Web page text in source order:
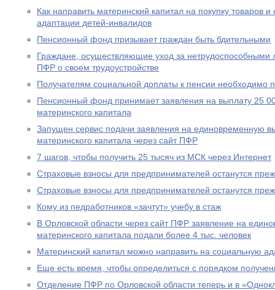
Как направить материнский капитал на покупку товаров
адаптации детей-инвалидов
Пенсионный фонд призывает граждан быть бдительными
Граждане, осуществляющие уход за
ПФР о своем трудоустройстве
Получателям социальной доплаты к пенсии необходимо
Пенсионный фонд принимает заявления на выплату 25
материнского капитала
Запущен сервис подачи заявления на единовременную
материнского капитала через сайт ПФР
7 шагов, чтобы получить 25 тысяч из МСК через Интернет
Страховые взносы для предпринимателей останутся
Страховые взносы для предпринимателей останутся
Кому из педработников «зачтут» учебу в стаж
В Орловской области через сайт ПФР заявление на
материнского капитала подали более 4 тыс. человек
Материнский капитал можно направить на социальную
Еще есть время, чтобы определиться с порядком
Отделение ПФР по Орловской области теперь и в